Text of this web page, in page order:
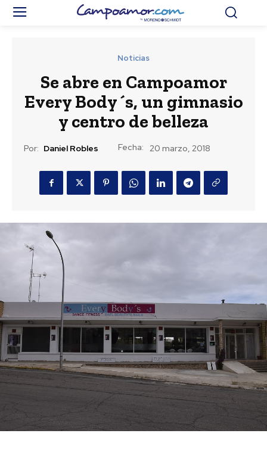
Noticias
Se abre en Campoamor
Every Body´s, un gimnasio
y centro de belleza
Por: Daniel Robles Fecha: 20 marzo, 2018